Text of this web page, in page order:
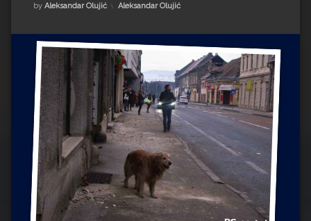
Impressum
Milenko Strižak
Drugi autori
Drugi autori
Matea Andrić
Ljiljana Lekanić-Kljaić
Željko Krznarić
Mario Lovreković
Miroslav Šantek
by Aleksandar Olujić Kategorije:
Aleksandar Olujić